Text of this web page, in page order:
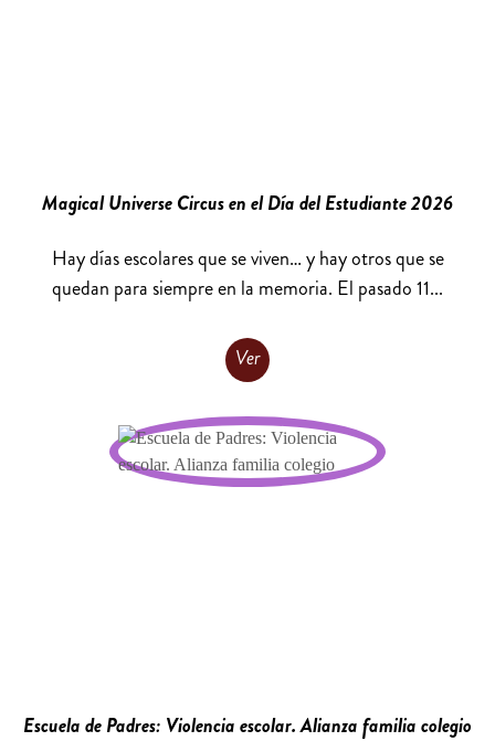
Magical Universe Circus en el Día del Estudiante 2026
Hay días escolares que se viven… y hay otros que se
quedan para siempre en la memoria. El pasado 11...
Ver
Escuela de Padres: Violencia escolar. Alianza familia colegio